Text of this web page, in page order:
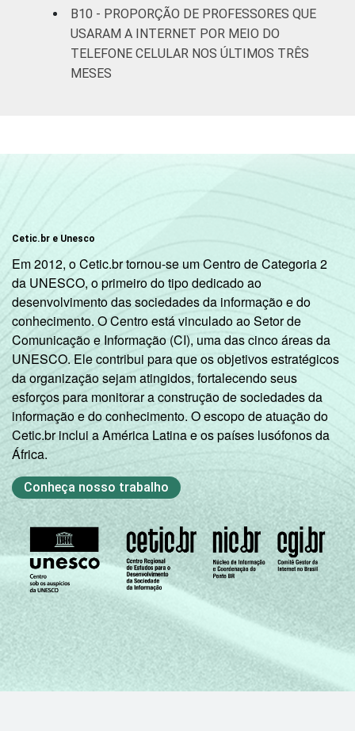
Fundamental
2º ano do
B10 - PROPORÇÃO DE PROFESSORES QUE
USARAM A INTERNET POR MEIO DO
TELEFONE CELULAR NOS ÚLTIMOS TRÊS
MESES
Cetic.br e Unesco
Em 2012, o Cetic.br tornou-se um Centro de Categoria 2
da UNESCO, o primeiro do tipo dedicado ao
desenvolvimento das sociedades da informação e do
conhecimento. O Centro está vinculado ao Setor de
Comunicação e Informação (CI), uma das cinco áreas da
UNESCO. Ele contribui para que os objetivos estratégicos
da organização sejam atingidos, fortalecendo seus
esforços para monitorar a construção de sociedades da
informação e do conhecimento. O escopo de atuação do
Cetic.br inclui a América Latina e os países lusófonos da
África.
Conheça nosso trabalho